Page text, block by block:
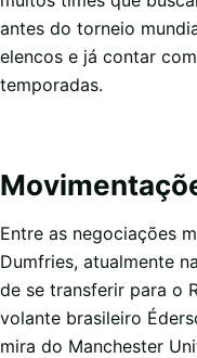
antes do torneio
elencos e já contar
temporadas.
Entre as negociações
Dumfries, atualmente
de se transferir para o
volante brasileiro
mira do Manchester